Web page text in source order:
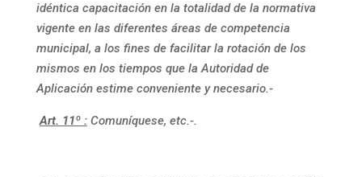
idéntica capacitación en la totalidad de la normativa
vigente en las diferentes áreas de competencia
municipal, a los fines de facilitar la rotación de los
mismos en los tiempos que la Autoridad de
Aplicación estime conveniente y necesario.-
Art. 11º :Comuníquese, etc.-.